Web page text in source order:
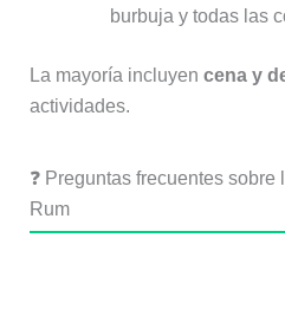
burbuja y todas las
La mayoría incluyen cena y
actividades.
❓ Preguntas frecuentes
Rum